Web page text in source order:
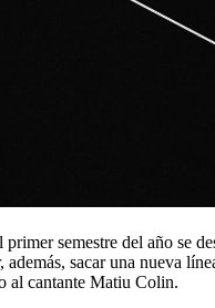
semestre del año se
sacar una nueva
al cantante Matiu Colin.